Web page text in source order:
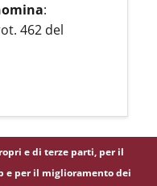
:
462 del
e di terze parti, per il
e per il miglioramento dei